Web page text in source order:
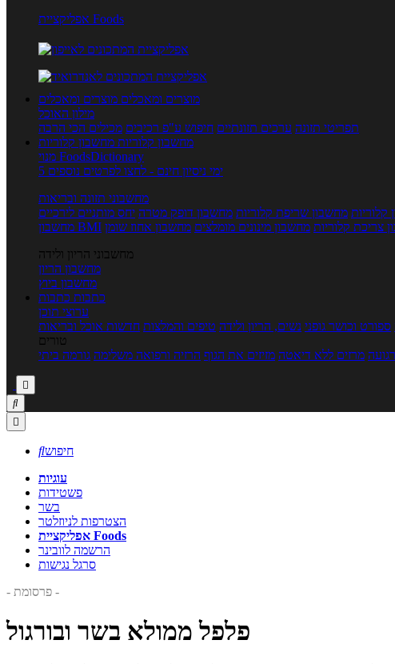
אפליקציית Foods
מוצרים ומאכלים מוצרים ומאכלים
מילון האוכל
תפריטי תזונה ערכים תזונתיים חיפוש ע"פ רכיבים מכילים הכי הרבה
מחשבון קלוריות מחשבון קלוריות
מנוי FoodsDictionary
5 ימי ניסיון חינם - לחצו לפרטים נוספים
מחשבוני תזונה ובריאות
קלוריות מחשבון שריפת קלוריות מחשבון דופק מטרה יחס מותניים לירכיים
מחשבון BMI
צריכת קלוריות מחשבון מינונים מומלצים מחשבון אחוז שומן
מחשבוני הריון ולידה
מחשבון הריון
מחשבון ביוץ
כתבות כתבות
ערוצי תוכן
ספורט וכושר גופני נשים, הריון ולידה טיפים והמלצות חדשות אוכל ובריאות
טורים
מרזים ללא דיאטה מזיזים את הגוף הרזיה ורפואה משלימה גורמה ביתי



חיפוש
עוגיות
פשטידות
בשר
הצטרפות לניוזלטר
אפליקציית Foods
הרשמה לוובינר
סרגל נגישות
- פרסומת -
פלפל ממולא בשר ובורגול